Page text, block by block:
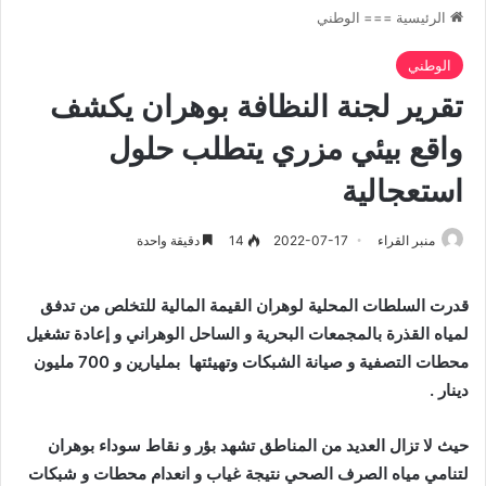
الرئيسية === الوطني
الوطني
تقرير لجنة النظافة بوهران يكشف
واقع بيئي مزري يتطلب حلول
استعجالية
منبر القراء 2022-07-17
14 دقيقة واحدة
قدرت السلطات المحلية لوهران القيمة المالية للتخلص من تدفق
لمياه القذرة بالمجمعات البحرية و الساحل الوهراني و إعادة تشغيل
محطات التصفية و صيانة الشبكات وتهيئتها بمليارين و 700 مليون
دينار .
حيث لا تزال العديد من المناطق تشهد بؤر و نقاط سوداء بوهران
لتنامي مياه الصرف الصحي نتيجة غياب و انعدام محطات و شبكات